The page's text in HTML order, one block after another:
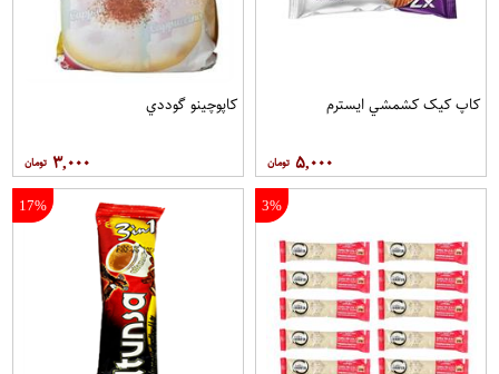
کاپ کيک کشمشي ايسترم
۵,۰۰۰
کاپوچينو گوددي
۳,۰۰۰
3%
17%